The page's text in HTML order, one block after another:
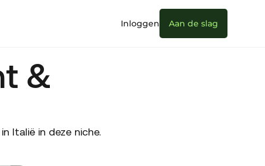
Inloggen Aan de slag
&
Italië in deze niche.